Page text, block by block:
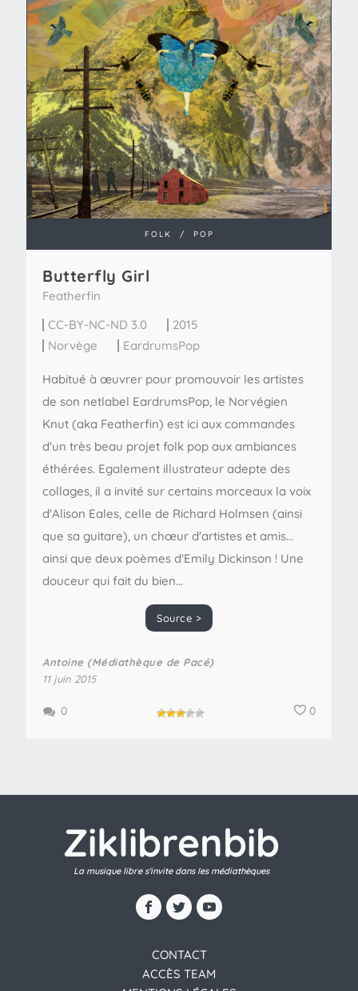
FOLK / POP
Butterfly Girl
Featherfin
CC-BY-NC-ND 3.0
2015
Norvège
EardrumsPop
Habitué à œuvrer pour promouvoir les artistes
de son netlabel EardrumsPop, le Norvégien
Knut (aka Featherfin) est ici aux commandes
d'un très beau projet folk pop aux ambiances
éthérées. Egalement illustrateur adepte des
collages, il a invité sur certains morceaux la voix
d'Alison Eales, celle de Richard Holmsen (ainsi
que sa guitare), un chœur d'artistes et amis...
ainsi que deux poèmes d'Emily Dickinson ! Une
douceur qui fait du bien…
Source >
Antoine (Médiathèque de Pacé)
11 juin 2015
0
0
Ziklibrenbib
La musique libre s'invite dans les médiathèques
CONTACT
ACCÈS TEAM